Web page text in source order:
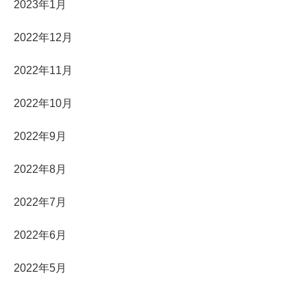
2023年1月
2022年12月
2022年11月
2022年10月
2022年9月
2022年8月
2022年7月
2022年6月
2022年5月